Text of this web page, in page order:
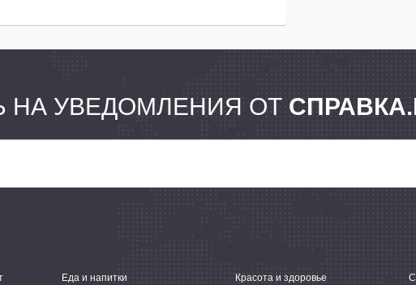
УВЕДОМЛЕНИЯ ОТ
Еда и напитки Красота и здоровье